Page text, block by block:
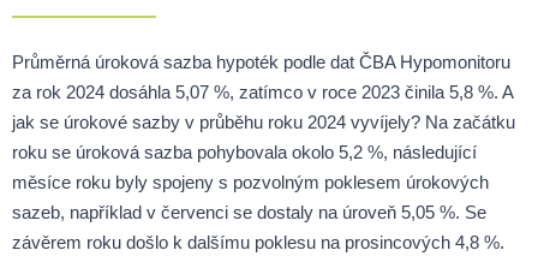
Průměrná úroková sazba hypoték podle dat ČBA Hypomonitoru
za rok 2024 dosáhla 5,07 %, zatímco v roce 2023 činila 5,8 %. A
jak se úrokové sazby v průběhu roku 2024 vyvíjely? Na začátku
roku se úroková sazba pohybovala okolo 5,2 %, následující
měsíce roku byly spojeny s pozvolným poklesem úrokových
sazeb, například v červenci se dostaly na úroveň 5,05 %. Se
závěrem roku došlo k dalšímu poklesu na prosincových 4,8 %.